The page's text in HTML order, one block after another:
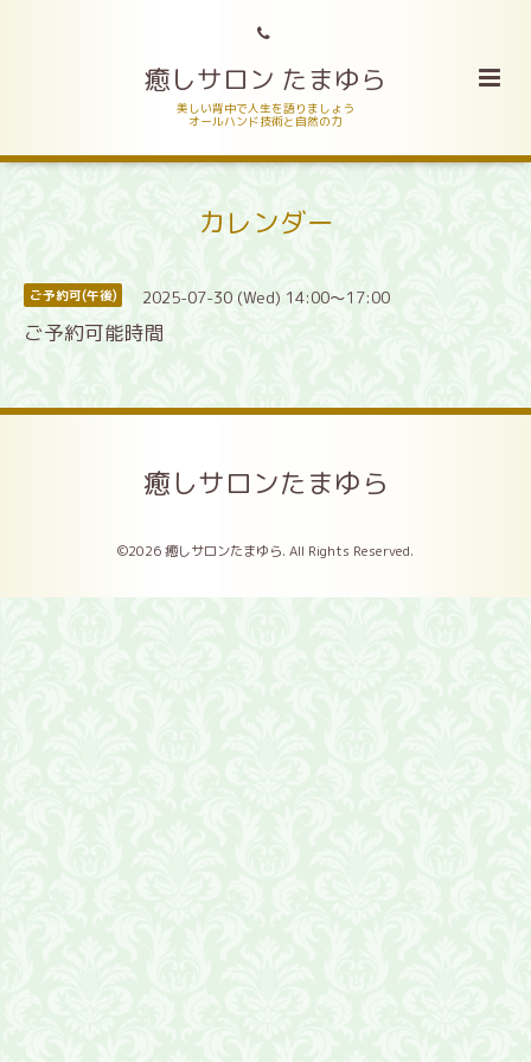
癒しサロン たまゆら
美しい背中で人生を語りましょう
オールハンド技術と自然の力
カレンダー
ご予約可(午後) 2025-07-30 (Wed) 14:00～17:00
ご予約可能時間
癒しサロンたまゆら
©2026癒しサロンたまゆら. All Rights Reserved.